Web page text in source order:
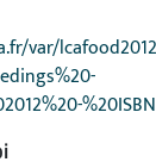
var/